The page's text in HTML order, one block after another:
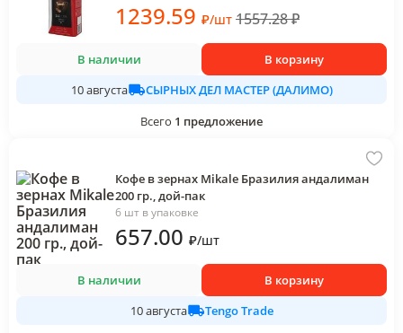
1239.59 ₽/шт 1557.28₽
В наличии
В корзину
10 августа
СЫРНЫХ ДЕЛ МАСТЕР (ДАЛИМО)
Всего 1 предложение
Кофе в зернах Mikale Бразилия андалиман
200 гр., дой-пак
6 шт в упаковке
657.00 ₽/шт
В наличии
В корзину
10 августа
Tengo Trade